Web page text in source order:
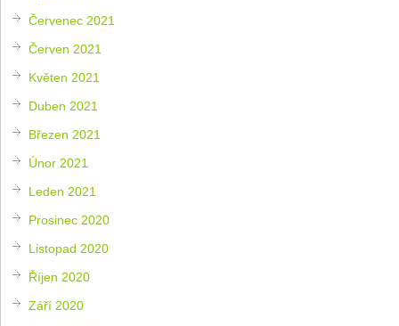
Červenec 2021
Červen 2021
Květen 2021
Duben 2021
Březen 2021
Únor 2021
Leden 2021
Prosinec 2020
Listopad 2020
Říjen 2020
Září 2020